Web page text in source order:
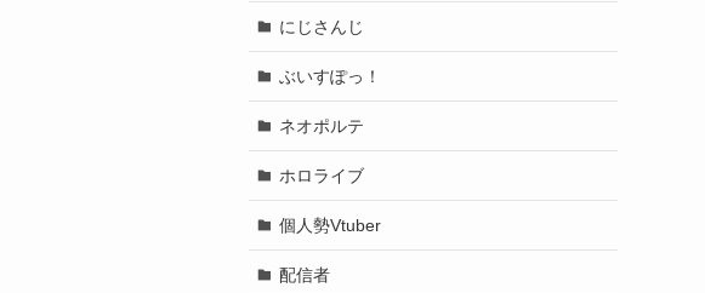
にじさんじ
ぶいすぽっ！
ネオポルテ
ホロライブ
個人勢Vtuber
配信者